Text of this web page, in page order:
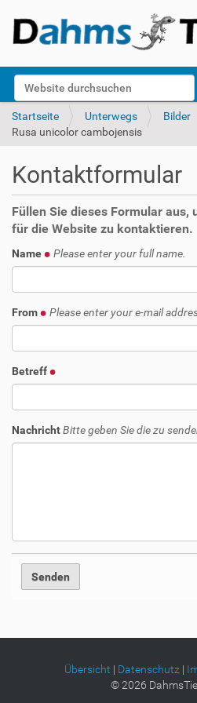
Website durchsuchen
k
Startseite Unterwegs Bilder
Rusa unicolor cambojensis
Kontaktformular
Füllen Sie dieses Formular aus,
für die Website zu kontaktieren.
Name Please enter your full name.
From Please enter your e-mail
Betreff
NachrichtBitte geben Sie die zu
Übersicht | Datenschutz|
©2026